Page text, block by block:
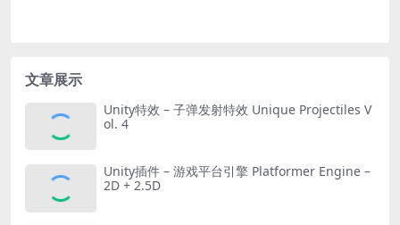
文章展示
Unity特效 – 子弹发射特效 Unique Projectiles V
ol. 4
Unity插件 – 游戏平台引擎 Platformer Engine –
2D + 2.5D